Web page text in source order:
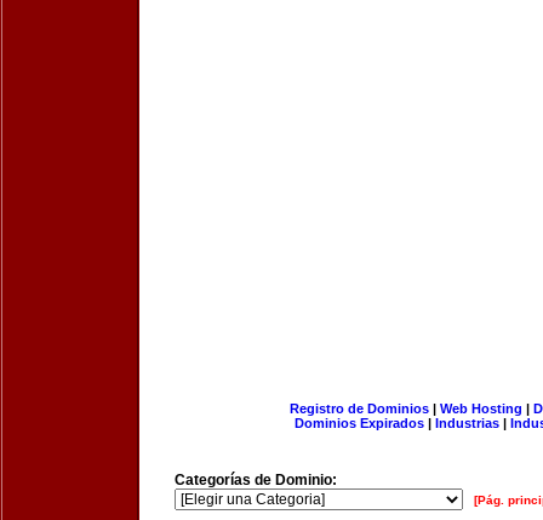
Registro de Dominios| Web Hosting |
Dominios Expirados | Industrias |
Categorías de Dominio:
[Pág.